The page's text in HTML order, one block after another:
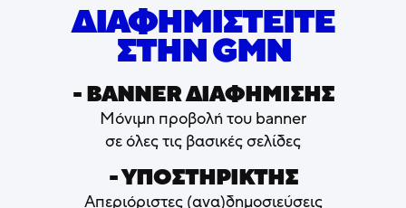
ΔΙΑΦΗΜΙΣΤΕΙΤΕ
ΣΤΗΝ GMN
- ΒΑNNER ΔΙΑΦΗΜΙΣΗΣ
Μόνιμη προβολή του banner
σε όλες τις βασικές σελίδες
- ΥΠΟΣΤΗΡΙΚΤΗΣ
Απεριόριστες (ανα)δημοσιεύσεις